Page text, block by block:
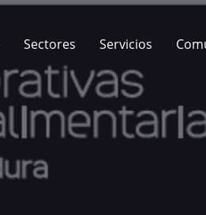
Sectores Servicios